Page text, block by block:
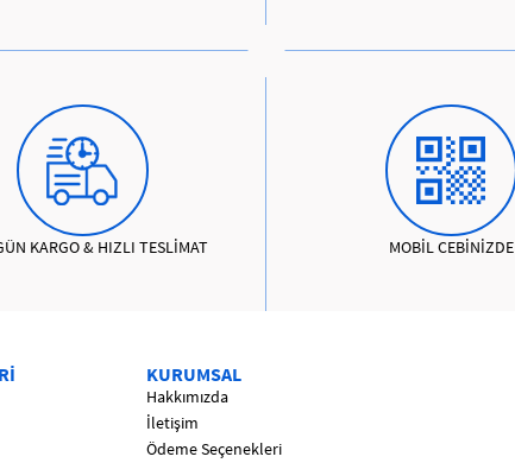
KARGO & HIZLI TESLİMAT MOBİL CEBİNİZDE
KURUMSAL
Hakkımızda
İletişim
Ödeme Seçenekleri